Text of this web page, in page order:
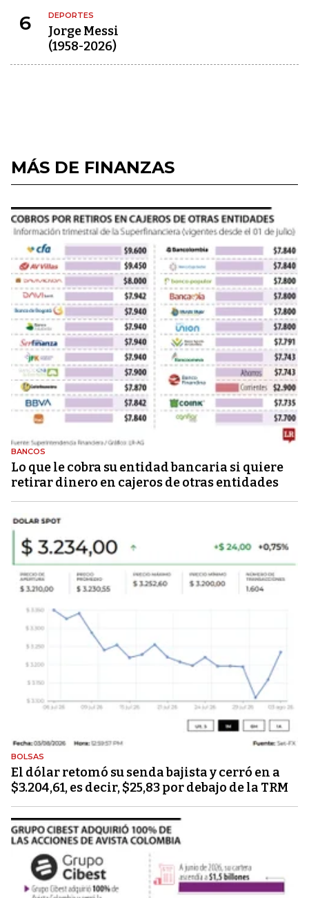
6 DEPORTES
Jorge Messi
(1958-2026)
MÁS DE FINANZAS
BANCOS
Lo que le cobra su entidad bancaria si quiere
retirar dinero en cajeros de otras entidades
BOLSAS
El dólar retomó su senda bajista y cerró en a
$3.204,61, es decir, $25,83 por debajo de la TRM